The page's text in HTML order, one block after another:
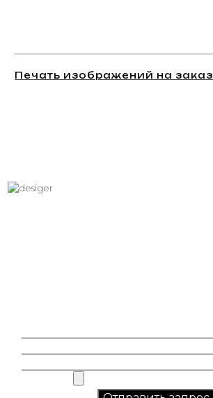
Печать изображений на заказ